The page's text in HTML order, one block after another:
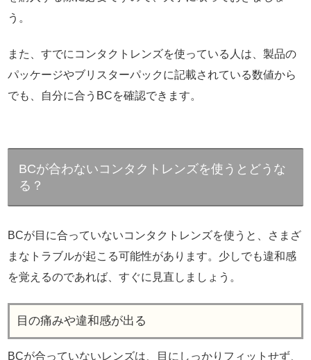
う。
また、すでにコンタクトレンズを使っている人は、製品の
パッケージやブリスターパックに記載されている数値から
でも、自分に合うBCを確認できます。
BCが合わないコンタクトレンズを使うとどうな
る？
BCが目に合っていないコンタクトレンズを使うと、さまざ
まなトラブルが起こる可能性があります。少しでも違和感
を覚えるのであれば、すぐに見直しましょう。
目の痛みや違和感が出る
BCが合っていないレンズは、目にしっかりフィットせず、